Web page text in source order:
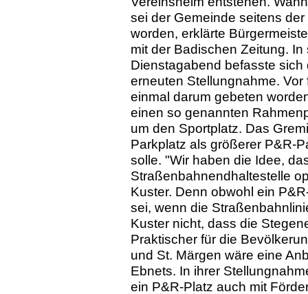
sei der Gemeinde seitens
worden, erklärte
mit der Badischen Zeitung.
Dienstagabend befasste
erneuten Stellungnahme.
einmal darum gebeten
einen so genannten
um den Sportplatz. Das
Parkplatz als größerer P&R-
solle. "Wir haben die Idee,
Straßenbahnendhaltestelle
Kuster. Denn obwohl ein
sei, wenn die
Kuster nicht, dass die
Praktischer für die
und St. Märgen wäre eine
Ebnets. In ihrer
ein P&R-Platz auch mit